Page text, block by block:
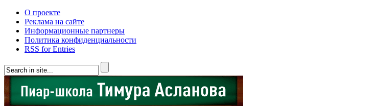
О проекте
Реклама на сайте
Информационные партнеры
Политика конфиденциальности
RSS for Entries